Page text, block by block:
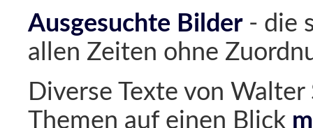
Ausgesuchte Bilder- die
allen Zeiten ohne
Diverse Texte von
Themen auf einen Blick